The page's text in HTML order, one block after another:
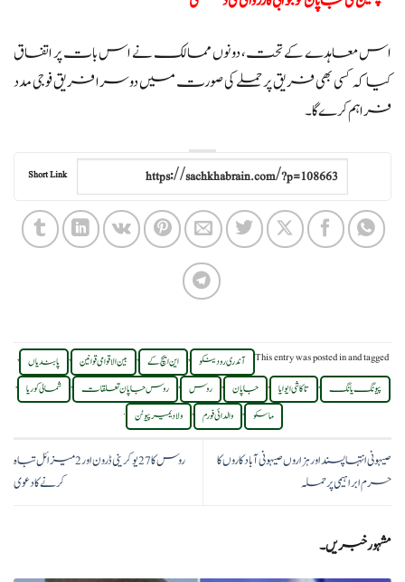
اس معاہدے کے تحت، دونوں ممالک نے اس بات پر اتفاق
کیا کہ کسی بھی فریق پر حملے کی صورت میں دوسرا فریق فوجی مدد
فراہم کرے گا۔
Short Link
This entry was posted inand tagged آندری رودینکو , این ایچ کے , بین الاقوامی قوانین , پابندیاں ,
پیونگ یانگ , تاکاشی ایوایا , جاپان , روس , روس جاپان تعلقات , شمالی کوریا ,
ماسکو , والدائی فورم , ولادیمیر پیوٹن .
صیہونی انتہا پسند اور ہزاروں صیہونی آبادکاروں کا
حرم ابراہیمی پر حملہ
روس کا 27 یوکرینی ڈرون اور 2 میزائل تباہ
کرنے کا دعوی
مشہور خبریں۔